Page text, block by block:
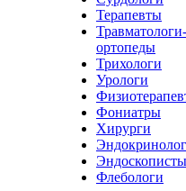
Терапевты
Травматологи-
ортопеды
Трихологи
Урологи
Фониатры
Хирурги
Эндоскописты
Флебологи